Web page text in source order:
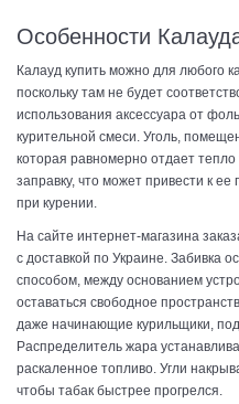
Особенности
Калауд купить можно для любого
поскольку там не будет
использования аксессуара от
курительной смеси. Уголь,
которая равномерно отдает
заправку, что может привести к
при курении.
На сайте интернет-магазина
с доставкой по Украине. Забивка
способом, между основанием
оставаться свободное
даже начинающие курильщики,
Распределитель жара
раскаленное топливо. Угли
чтобы табак быстрее прогрелся.